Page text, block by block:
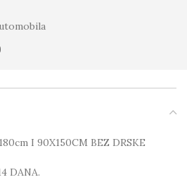
I 90X150CM BEZ DRSKE
DANA.